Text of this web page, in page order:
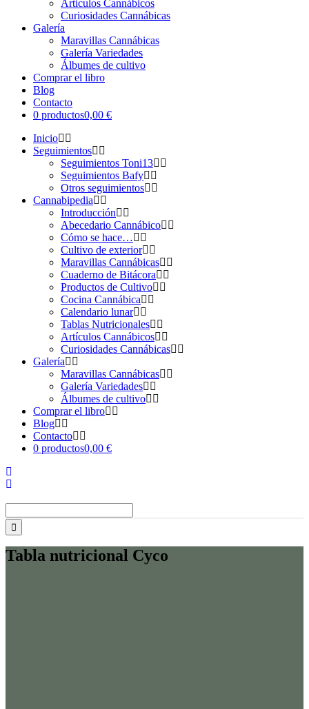
Artículos Cannábicos
Curiosidades Cannábicas
Galería
Maravillas Cannábicas
Galería Variedades
Álbumes de cultivo
Comprar el libro
Blog
Contacto
0 productos0,00 €
Inicio
Seguimientos
Seguimientos Toni13
Seguimientos Bafy
Otros seguimientos
Cannabipedia
Introducción
Abecedario Cannábico
Cómo se hace…
Cultivo de exterior
Maravillas Cannábicas
Cuaderno de Bitácora
Productos de Cultivo
Cocina Cannábica
Calendario lunar
Tablas Nutricionales
Artículos Cannábicos
Curiosidades Cannábicas
Galería
Maravillas Cannábicas
Galería Variedades
Álbumes de cultivo
Comprar el libro
Blog
Contacto
0 productos0,00 €
Tabla nutricional Cyco